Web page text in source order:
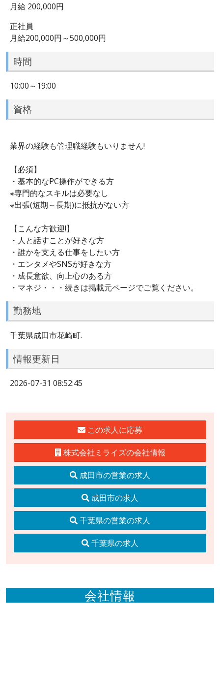
月給 200,000円
正社員
月給200,000円～500,000円
時間
10:00～19:00
資格
業界の経験も管理職経験もいりません!
【必須】
・基本的なPC操作ができる方
※専門的なスキルは必要なし
※出張(短期～長期)に抵抗がない方
【こんな方歓迎!】
・人と話すことが好きな方
・誰かを支える仕事をしたい方
・エンタメやSNSが好きな方
・成長意欲、向上心のある方
・マネジ・・・続きは掲載元ページでご覧ください。
勤務地
千葉県成田市花崎町.
情報更新日
2026-07-31 08:52:45
この求人に応募
株式会社ミライズの会社情報
成田市の営業の求人
成田市の求人
千葉県の営業の求人
千葉県の求人
会社情報